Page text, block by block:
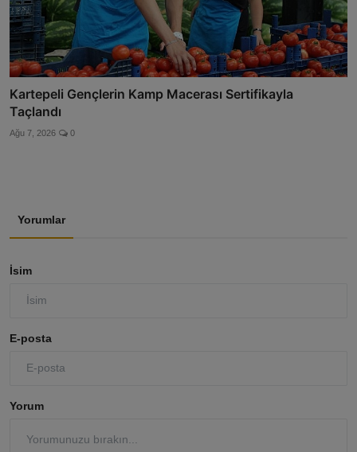
Kartepeli Gençlerin Kamp Macerası Sertifikayla
Taçlandı
Ağu 7, 2026 0
Yorumlar
İsim
E-posta
Yorum